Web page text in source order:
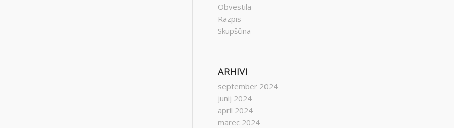
Obvestila
Razpis
Skupščina
ARHIVI
september 2024
junij 2024
april 2024
marec 2024